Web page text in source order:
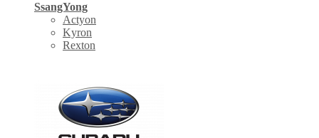
SsangYong
Actyon
Kyron
Rexton